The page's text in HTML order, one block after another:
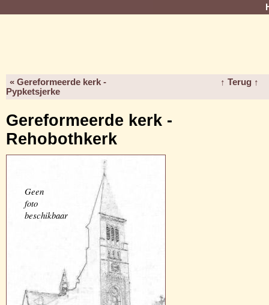
« Gereformeerde kerk -
Pypketsjerke
↑ Terug ↑
Gereformeerde kerk -
Rehobothkerk
Geen
foto
beschikbaar